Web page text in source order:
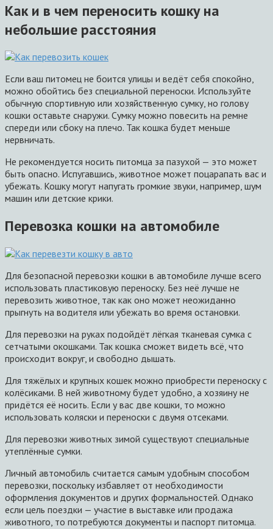
Как и в чем переносить кошку на
небольшие расстояния
Если ваш питомец не боится улицы и ведёт себя спокойно,
можно обойтись без специальной переноски. Используйте
обычную спортивную или хозяйственную сумку, но голову
кошки оставьте снаружи. Сумку можно повесить на ремне
спереди или сбоку на плечо. Так кошка будет меньше
нервничать.
Не рекомендуется носить питомца за пазухой — это может
быть опасно. Испугавшись, животное может поцарапать вас и
убежать. Кошку могут напугать громкие звуки, например, шум
машин или детские крики.
Перевозка кошки на автомобиле
Для безопасной перевозки кошки в автомобиле лучше всего
использовать пластиковую переноску. Без неё лучше не
перевозить животное, так как оно может неожиданно
прыгнуть на водителя или убежать во время остановки.
Для перевозки на руках подойдёт лёгкая тканевая сумка с
сетчатыми окошками. Так кошка сможет видеть всё, что
происходит вокруг, и свободно дышать.
Для тяжёлых и крупных кошек можно приобрести переноску с
колёсиками. В ней животному будет удобно, а хозяину не
придётся её носить. Если у вас две кошки, то можно
использовать коляски и переноски с двумя отсеками.
Для перевозки животных зимой существуют специальные
утеплённые сумки.
Личный автомобиль считается самым удобным способом
перевозки, поскольку избавляет от необходимости
оформления документов и других формальностей. Однако
если цель поездки — участие в выставке или продажа
животного, то потребуются документы и паспорт питомца.